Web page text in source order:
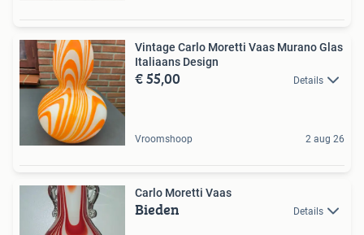
Vintage Carlo Moretti Vaas Murano Glas
Italiaans Design
€ 55,00 Details
Vroomshoop 2 aug 26
Carlo Moretti Vaas
Bieden Details